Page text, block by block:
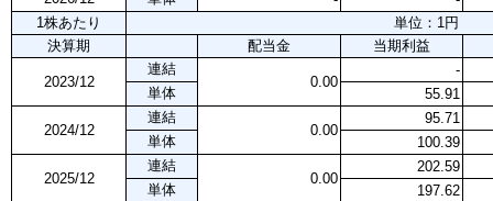
1株あたり
単位：1円
決算期
配当金 当期利益
2023/12
連結
0.00
-
単体
55.91
2024/12
連結
0.00
95.71
単体
100.39
2025/12
連結
0.00
202.59
単体
197.62